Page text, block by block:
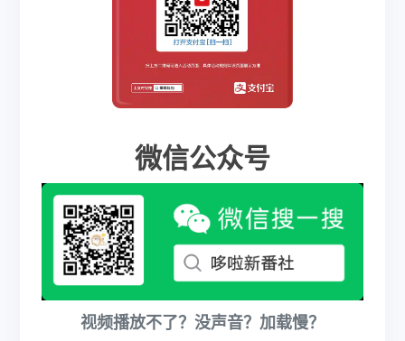
微信公众号
视频播放不了？没声音？加载慢？